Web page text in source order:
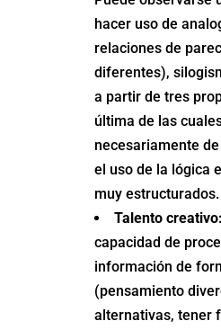
hacer uso de
relaciones de
diferentes),
a partir de tres
última de las
necesariamente
el uso de la lógica
muy estructurados.
Talento creativo:
capacidad de
información de
(pensamiento
alternativas, tener